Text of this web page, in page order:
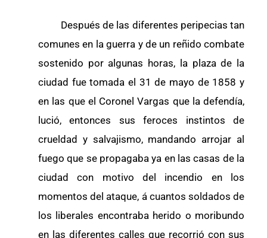
Después de las diferentes peripecias tan
comunes en la guerra y de un reñido combate
sostenido por algunas horas, la plaza de la
ciudad fue tomada el 31 de mayo de 1858 y
en las que el Coronel Vargas que la defendía,
lució, entonces sus feroces instintos de
crueldad y salvajismo, mandando arrojar al
fuego que se propagaba ya en las casas de la
ciudad con motivo del incendio en los
momentos del ataque, á cuantos soldados de
los liberales encontraba herido o moribundo
en las diferentes calles que recorrió con sus